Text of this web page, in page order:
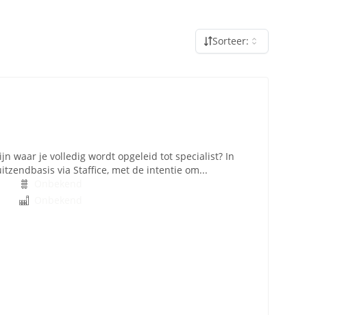
Sorteer:
waar je volledig wordt opgeleid tot specialist? In
via Staffice, met de intentie om...